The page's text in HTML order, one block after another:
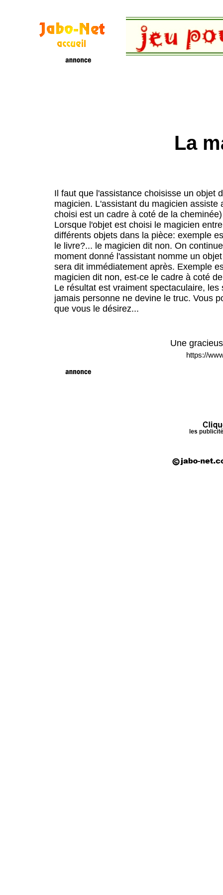
La
Il faut que l'assistance choisisse un objet
magicien. L'assistant du magicien
choisi est un cadre à coté de la cheminée)
Lorsque l'objet est choisi le magicien
différents objets dans la pièce: exemple
le livre?... le magicien dit non. On
moment donné l'assistant nomme un
sera dit immédiatement après. Exemple
magicien dit non, est-ce le cadre à coté
Le résultat est vraiment spectaculaire,
jamais personne ne devine le truc. Vous
que vous le désirez...
Une
https://